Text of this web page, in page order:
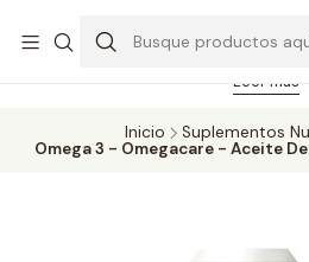
Feriado 21-05-2026 atención hasta las
día solo área Metropolitana Santiago
Pedidos hasta 16 hrs., sábados y
Leer más
Inicio
Suplementos
Omega 3 - Omegacare - Aceite